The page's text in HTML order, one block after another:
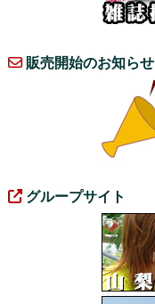
販売開始のお知らせ
グループサイト